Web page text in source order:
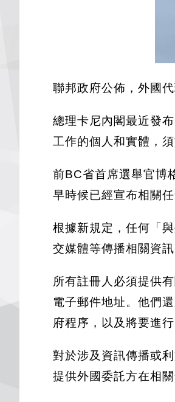
聯邦政府公佈，外國
總理卡尼內閣最近發
工作的個人和實體，
前BC省首席選舉官博
早時候已經宣布相關任
根據新規定，任何「
交媒體等傳播相關資
所有註冊人必須提供
電子郵件地址。他們
府程序，以及將要進
對於涉及資訊傳播或
提供外國委託方在相